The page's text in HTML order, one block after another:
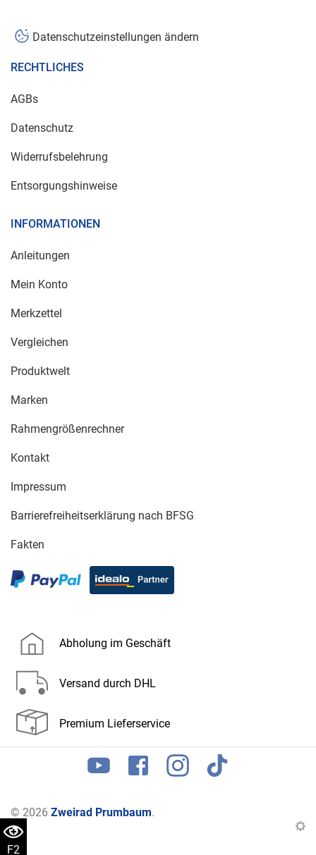
F2
Datenschutzeinstellungen ändern
RECHTLICHES
AGBs
Datenschutz
Widerrufsbelehrung
Entsorgungshinweise
INFORMATIONEN
Anleitungen
Mein Konto
Merkzettel
Vergleichen
Produktwelt
Marken
Rahmengrößenrechner
Kontakt
Impressum
Barrierefreiheitserklärung nach BFSG
Fakten
Abholung im Geschäft
Versand durch DHL
Premium Lieferservice
© 2026 Zweirad Prumbaum.